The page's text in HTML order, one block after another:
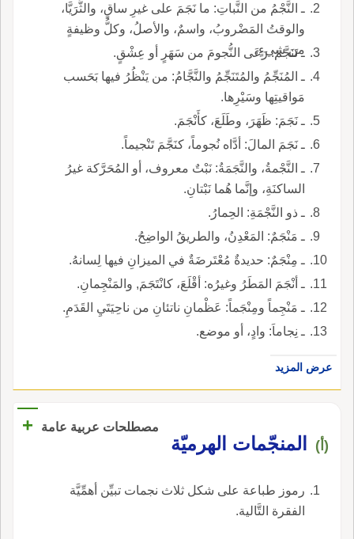
ـ النَّجْمُ من النَّباتِ: ما نَجَمَ على غيرِ ساقٍ، والثُّرَيَّا،
والوقتُ المَضْروبُ، واسمٌ، والأصلُ، وكلُّ وظيفةٍ
من شيءٍ.
ـ تَنَجَّمَ: رَعَى النُّجومَ من سَهَرٍ أو عِشْقٍ.
ـ المُنَجِّمُ والمُتَنَجِّمُ والنَّجَّامُ: من يَنْظُرُ فيها بَحَسب
مَواقيتِها وسَيْرِها.
ـ نَجَمَ: ظَهَرَ، وطَلَعَ، كأَنْجَمَ.
ـ نَجَمَ المالَ: أدَّاه نُجوماً، كنَجَّمَ تَنْجيماً.
ـ النَّجْمةُ، والنَّجَمَةُ: نَبْتٌ معروف، أو المُحَرَّكة غيرُ
الساكنَةِ، وإنَّما هُما نَبْتانِ.
ـ ذو النَّجْمَةِ: الحِمارُ.
ـ مَنْجَمٌ: المَعْدِنُ، والطريقُ الواضِحُ.
ـ مِنْجَمٌ: حديدةٌ مُعْتَرضَةٌ في الميزانِ فيها لِسانهُ.
ـ أنْجَمَ المَطَرُ وغيرُه: أقْلَعَ، كانْتَجَمَ, والمَنْجِمانِ.
ـ مَنْجِماً ومِنْجَماً: عَظْمانِ ناتئانِ من ناحِيَتَيِ القَدَمِ.
ـ نِجاماَ: وادٍ، أو موضع.
عرض المزيد
مصطلحات عربية عامة +
(أ) المنجّمات الهرميّة
رموز طباعة على شكل ثلاث نجمات تبيِّن أهمِّيَّة
الفقرة التَّالية.